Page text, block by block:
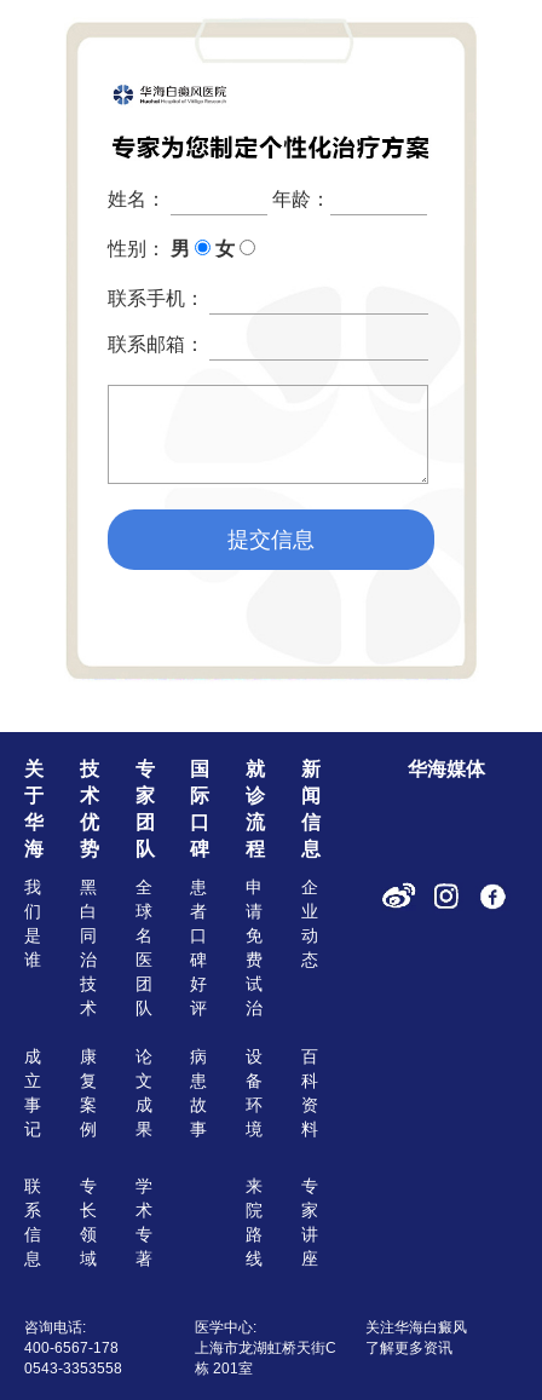
姓名： 年龄：
性别： 男 女
联系手机：
联系邮箱：
提交信息
关
于
华
海
我
们
是
谁
成
立
事
记
联
系
信
息
技
术
优
势
黑
白
同
治
技
术
康
复
案
例
专
长
领
域
专
家
团
队
全
球
名
医
团
队
论
文
成
果
学
术
专
著
国
际
口
碑
患
者
口
碑
好
评
病
患
故
事
就
诊
流
程
申
请
免
费
试
治
设
备
环
境
来
院
路
线
新
闻
信
息
企
业
动
态
百
科
资
料
专
家
讲
座
华海媒体
咨询电话:
400-6567-178
0543-3353558
医学中心:
上海市龙湖虹桥天街C
栋 201室
关注华海白癜风
了解更多资讯